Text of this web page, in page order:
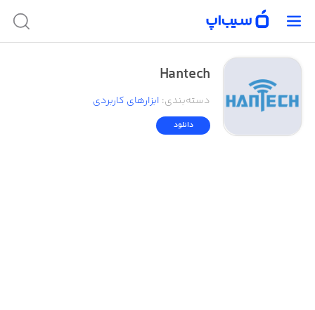
Hantech
دسته‌بندی: ابزار‌های کاربردی
دانلود